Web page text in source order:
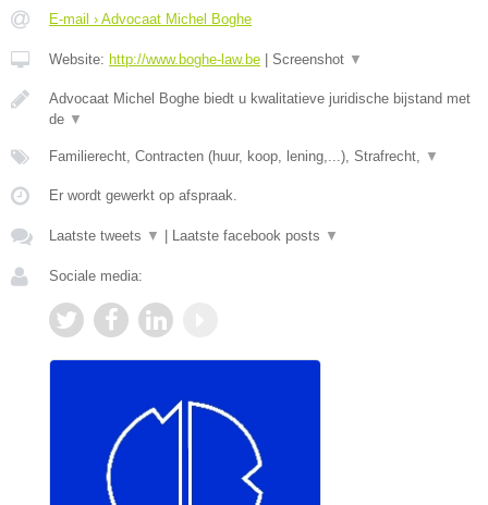
E-mail › Advocaat Michel Boghe
Website: http://www.boghe-law.be Screenshot ▼
Advocaat Michel Boghe biedt u kwalitatieve juridische bijstand met
de ▼
Familierecht, Contracten (huur, koop, lening,...), Strafrecht, ▼
Er wordt gewerkt op afspraak.
Laatste tweets ▼ Laatste facebook posts ▼
Sociale media: